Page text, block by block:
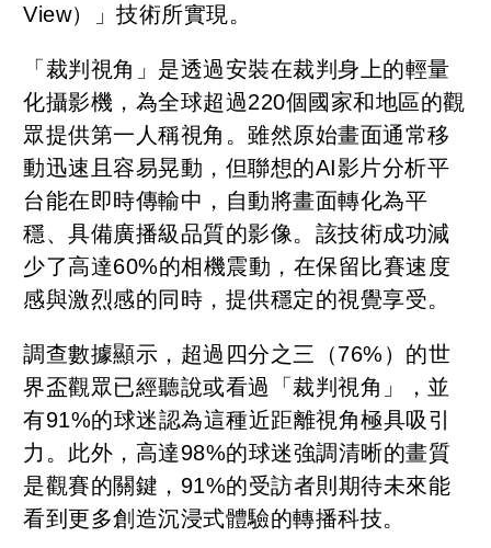
View）」技術所實現。
「裁判視角」是透過安裝在裁判身上的輕量
化攝影機，為全球超過220個國家和地區的觀
眾提供第一人稱視角。雖然原始畫面通常移
動迅速且容易晃動，但聯想的AI影片分析平
台能在即時傳輸中，自動將畫面轉化為平
穩、具備廣播級品質的影像。該技術成功減
少了高達60%的相機震動，在保留比賽速度
感與激烈感的同時，提供穩定的視覺享受。
調查數據顯示，超過四分之三（76%）的世
界盃觀眾已經聽說或看過「裁判視角」，並
有91%的球迷認為這種近距離視角極具吸引
力。此外，高達98%的球迷強調清晰的畫質
是觀賽的關鍵，91%的受訪者則期待未來能
看到更多創造沉浸式體驗的轉播科技。